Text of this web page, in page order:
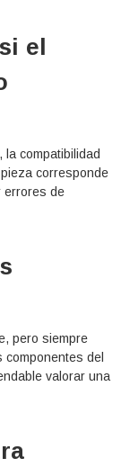
el
compatibilidad
corresponde
errores de
pero siempre
del
valorar una